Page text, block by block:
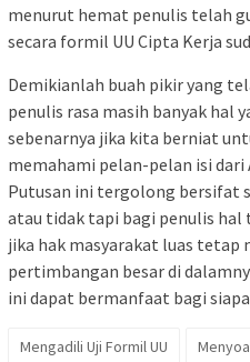
menurut hemat penulis telah
secara formil UU Cipta Kerja
Demikianlah buah pikir yang
penulis rasa masih banyak hal
sebenarnya jika kita berniat
memahami pelan-pelan isi dari
Putusan ini tergolong bersifat
atau tidak tapi bagi penulis
jika hak masyarakat luas tetap
pertimbangan besar di
ini dapat bermanfaat bagi
Mengadili Uji Formil UU